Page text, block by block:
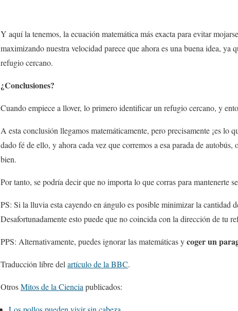
Y aquí la tenemos, la ecuación matemática más exacta para evitar
maximizando nuestra velocidad parece que ahora es una buena idea, ya
refugio cercano.
¿Conclusiones?
Cuando empiece a llover, lo primero identificar un refugio cercano, y
A esta conclusión llegamos matemáticamente, pero precisamente ¡es lo
dado fé de ello, y ahora cada vez que corremos a esa parada de
bien.
Por tanto, se podría decir que no importa lo que corras para mantenerte
PS: Si la lluvia esta cayendo en ángulo es posible minimizar la cantidad
Desafortunadamente esto puede que no coincida con la dirección de tu
PPS: Alternativamente, puedes ignorar las matemáticas ycoger un
Traducción libre del artículo de la BBC.
OtrosMitos de la Ciencia publicados: